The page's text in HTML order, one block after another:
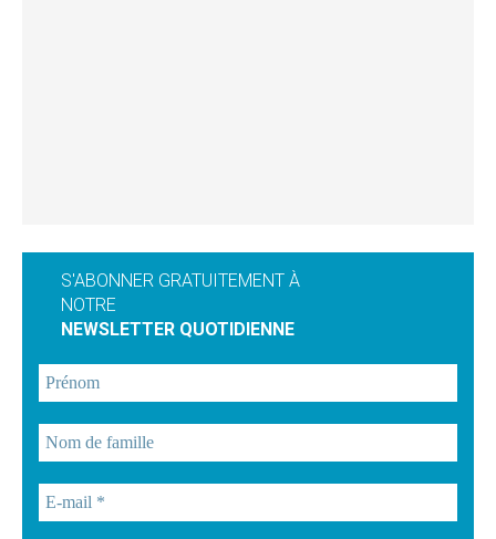
S'ABONNER GRATUITEMENT À
NOTRE
NEWSLETTER QUOTIDIENNE